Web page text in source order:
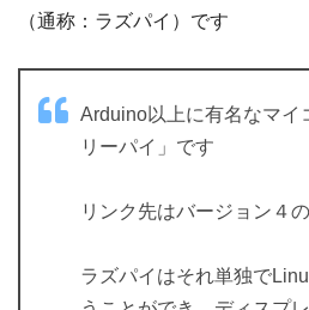
（通称：ラズパイ）です
Arduino以上に有名なマイ
リーパイ」です
リンク先はバージョン４
ラズパイはそれ単独で